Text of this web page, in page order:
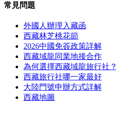
常見問題
外國人辦理入藏函
西藏林芝桃花節
2026中國免簽政策詳解
西藏域龍同業地接合作
為何選擇西藏域龍旅行社？
西藏旅行社哪一家最好
大陸門號申辦方式詳解
西藏地圖